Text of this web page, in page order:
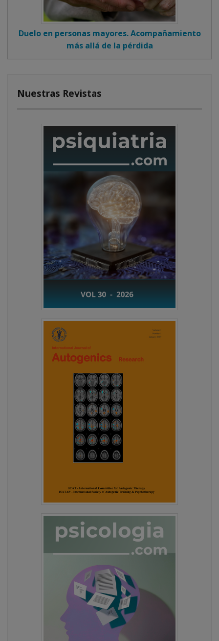
Duelo en personas mayores. Acompañamiento
más allá de la pérdida
Nuestras Revistas